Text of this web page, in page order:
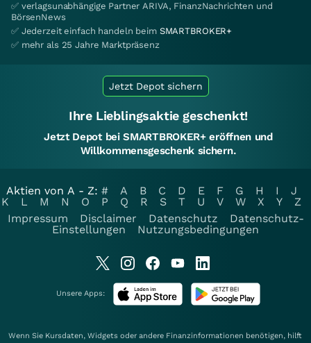
✅ verlagsunabhängige Partner ARIVA, FinanzNachrichten und
BörsenNews
✅ Jederzeit einfach handeln beim SMARTBROKER+
✅ mehr als 25 Jahre Marktpräsenz
Jetzt Depot sichern
Ihre Lieblingsaktie geschenkt!
Jetzt Depot bei SMARTBROKER+ eröffnen und
Willkommensgeschenk sichern.
Aktien von A - Z: # A B C D E F G H I
J
K
L M N O P Q R S T U V W X Y
Z
Impressum
Disclaimer Datenschutz
Datenschutz-
Einstellungen
Nutzungsbedingungen
Unsere Apps:
Wenn Sie Kursdaten, Widgets oder andere Finanzinformationen benötigen, hilft